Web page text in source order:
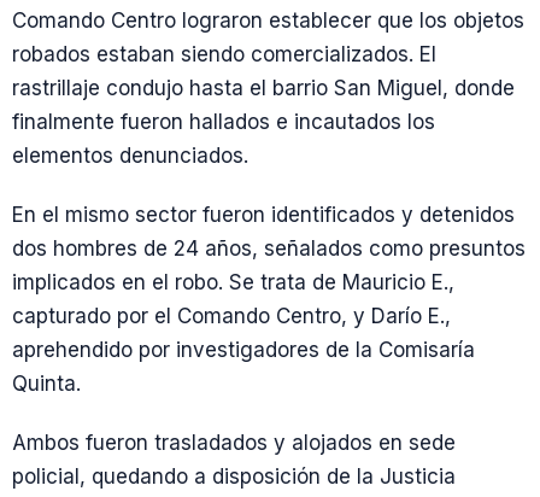
Comando Centro lograron establecer que los objetos
robados estaban siendo comercializados. El
rastrillaje condujo hasta el barrio San Miguel, donde
finalmente fueron hallados e incautados los
elementos denunciados.
En el mismo sector fueron identificados y detenidos
dos hombres de 24 años, señalados como presuntos
implicados en el robo. Se trata de Mauricio E.,
capturado por el Comando Centro, y Darío E.,
aprehendido por investigadores de la Comisaría
Quinta.
Ambos fueron trasladados y alojados en sede
policial, quedando a disposición de la Justicia